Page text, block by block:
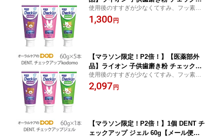
ップコドモ 歯みがき粉 フッ素 DENT C
heck-Up チェックアップ kodomo 60g
使用後のすすぎが少なくてすみ、フッ素を
口腔内に保持しやすい歯磨き粉。キシリト
ール配合。
1,300 円
【マラソン限定！P2倍！】【医薬部外
品】ライオン 子供歯磨き粉 チェックア
ップコドモ 歯みがき粉 フッ素 DENT C
heck-Up チェックアップ kodomo 60g
使用後のすすぎが少なくてすみ、フッ素を
口腔内に保持しやすい歯磨き粉
2,097 円
【マラソン限定！P2倍！】1個 DENT チ
ェックアップ ジェル 60g【メール便不